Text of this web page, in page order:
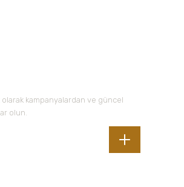
olarak kampanyalardan ve güncel
olun.